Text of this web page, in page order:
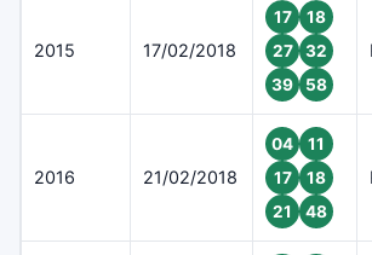
2015 17/02/2018
17
18
27
32
39
58
2016 21/02/2018
04
11
17
18
21
48